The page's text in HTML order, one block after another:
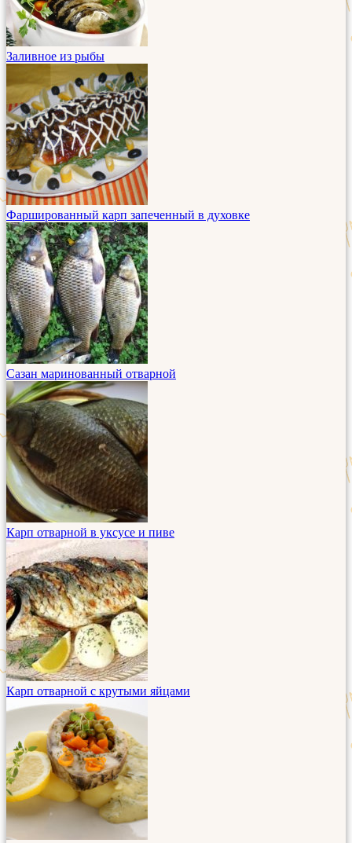
Заливное из рыбы
Фаршированный карп запеченный в духовке
Сазан маринованный отварной
Карп отварной в уксусе и пиве
Карп отварной с крутыми яйцами